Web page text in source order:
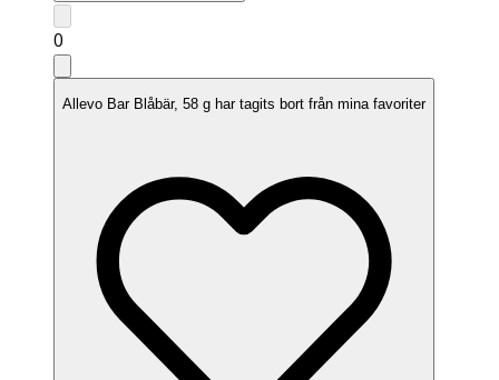
0
Allevo Bar Blåbär, 58 g har tagits bort från mina favoriter